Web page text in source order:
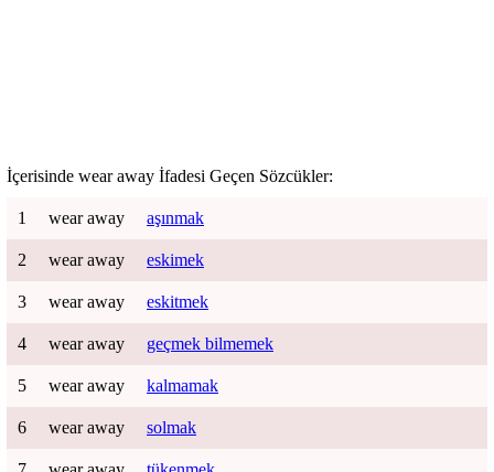
İçerisinde wear away İfadesi Geçen Sözcükler:
1 wear away aşınmak
2 wear away eskimek
3 wear away eskitmek
4 wear away geçmek bilmemek
5 wear away kalmamak
6 wear away solmak